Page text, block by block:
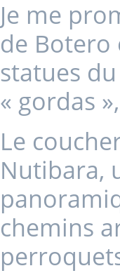
Je me
de Botero
statues
« gordas
Le
Nutibara,
chemins